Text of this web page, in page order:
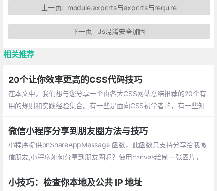
上一页: module.exports与exports与require
下一页:Js混淆安全加固
相关推荐
20个让你效率更高的CSS代码技巧
在本文中，我们想与您分享一个由各大CSS网站总结推荐的20个有
用的规则和实践经验集合。有一些是面向CSS初学者的，有一些知
知识
微信小程序分享到朋友圈方法与技巧
小程序提供onShareAppMessage 函数，此函数只支持分享给我微
信朋友,小程序如何分享到朋友圈呢？使用canvas绘制一张图片，
小技巧：检查你本地及公共 IP 地址